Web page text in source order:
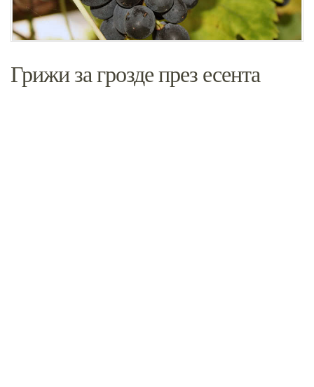
Грижи за грозде през есента